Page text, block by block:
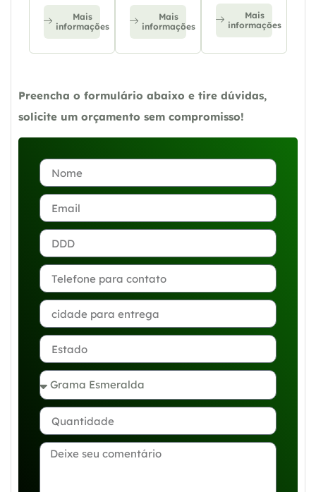
Mais
informações
Mais
informações
Mais
informações
Preencha o formulário abaixo e tire dúvidas,
solicite um orçamento sem compromisso!